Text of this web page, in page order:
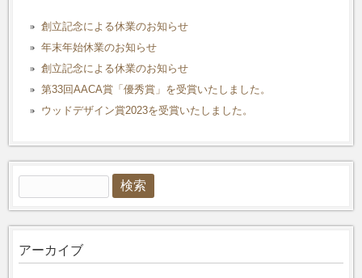
創立記念による休業のお知らせ
年末年始休業のお知らせ
創立記念による休業のお知らせ
第33回AACA賞「優秀賞」を受賞いたしました。
ウッドデザイン賞2023を受賞いたしました。
検
索:
アーカイブ